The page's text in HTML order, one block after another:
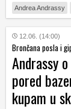
Andrea Andrassy
12.06. (14:00)
Brončana posla i
Andrassy
pored
kupam u